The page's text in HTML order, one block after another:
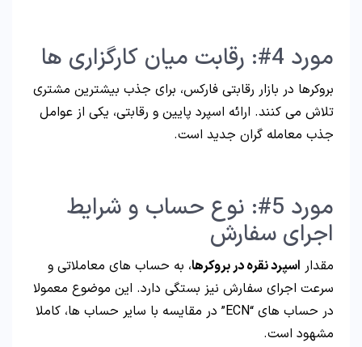
مورد 4#: رقابت میان کارگزاری ها
بروکرها در بازار رقابتی فارکس، برای جذب بیشترین مشتری
تلاش می کنند. ارائه اسپرد پایین و رقابتی، یکی از عوامل
جذب معامله گران جدید است.
مورد 5#: نوع حساب و شرایط
اجرای سفارش
مقدار اسپرد نقره در بروکرها، به حساب های معاملاتی و
سرعت اجرای سفارش نیز بستگی دارد. این موضوع معمولا
در حساب های “ECN” در مقایسه با سایر حساب ها، کاملا
مشهود است.